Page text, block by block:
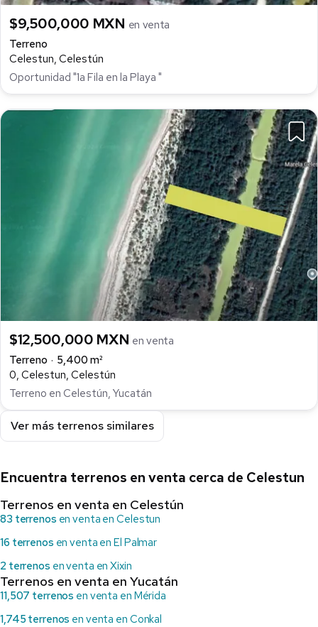
$9,500,000 MXN en venta
Terreno
Celestun, Celestún
Oportunidad "1a Fila en la Playa "
$12,500,000 MXN en venta
Terreno
5,400 m²
0, Celestun, Celestún
Terreno en Celestún, Yucatán
Ver más terrenos similares
Encuentra terrenos en venta cerca de Celestun
Terrenos en venta en Celestún
83 terrenos en venta en Celestun
16 terrenos en venta en El Palmar
2 terrenos en venta en Xixin
Terrenos en venta en Yucatán
11,507 terrenos en venta en Mérida
1,745 terrenos en venta en Conkal